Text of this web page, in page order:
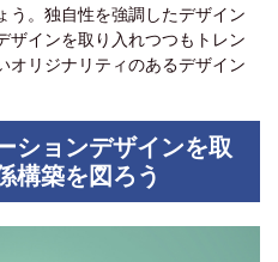
う。独自性を強調したデザイン
ザインを取り入れつつもトレン
オリジナリティのあるデザイン
ションデザインを取
構築を図ろう